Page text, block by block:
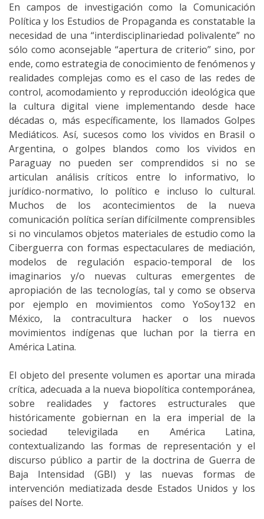
En campos de investigación como la Comunicación
Política y los Estudios de Propaganda es constatable la
necesidad de una “interdisciplinariedad polivalente” no
sólo como aconsejable “apertura de criterio” sino, por
ende, como estrategia de conocimiento de fenómenos y
realidades complejas como es el caso de las redes de
control, acomodamiento y reproducción ideológica que
la cultura digital viene implementando desde hace
décadas o, más específicamente, los llamados Golpes
Mediáticos. Así, sucesos como los vividos en Brasil o
Argentina, o golpes blandos como los vividos en
Paraguay no pueden ser comprendidos si no se
articulan análisis críticos entre lo informativo, lo
jurídico-normativo, lo político e incluso lo cultural.
Muchos de los acontecimientos de la nueva
comunicación política serían difícilmente comprensibles
si no vinculamos objetos materiales de estudio como la
Ciberguerra con formas espectaculares de mediación,
modelos de regulación espacio-temporal de los
imaginarios y/o nuevas culturas emergentes de
apropiación de las tecnologías, tal y como se observa
por ejemplo en movimientos como YoSoy132 en
México, la contracultura hacker o los nuevos
movimientos indígenas que luchan por la tierra en
América Latina.
El objeto del presente volumen es aportar una mirada
crítica, adecuada a la nueva biopolítica contemporánea,
sobre realidades y factores estructurales que
históricamente gobiernan en la era imperial de la
sociedad televigilada en América Latina,
contextualizando las formas de representación y el
discurso público a partir de la doctrina de Guerra de
Baja Intensidad (GBI) y las nuevas formas de
intervención mediatizada desde Estados Unidos y los
países del Norte.